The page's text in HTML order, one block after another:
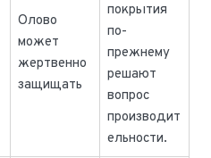
Олово
может
жертвенно
защищать
покрытия
по-
прежнему
решают
вопрос
производит
ельности.